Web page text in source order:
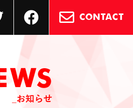
CONTACT
_お知らせ